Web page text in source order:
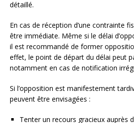
détaillé.
En cas de réception d’une contrainte
être immédiate. Même si le délai
il est recommandé de former
effet, le point de départ du délai peut
notamment en cas de notification
Si l’opposition est manifestement
peuvent être envisagées :
Tenter un recours gracieux auprès